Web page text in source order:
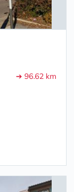
➔ 96.62 km